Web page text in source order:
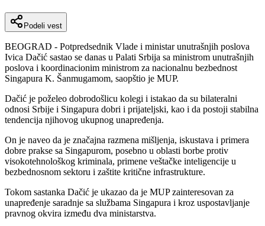
Podeli vest
BEOGRAD - Potpredsednik Vlade i ministar unutrašnjih poslova
Ivica Dačić sastao se danas u Palati Srbija sa ministrom unutrašnjih
poslova i koordinacionim ministrom za nacionalnu bezbednost
Singapura K. Šanmugamom, saopštio je MUP.
Dačić je poželeo dobrodošlicu kolegi i istakao da su bilateralni
odnosi Srbije i Singapura dobri i prijateljski, kao i da postoji stabilna
tendencija njihovog ukupnog unapređenja.
On je naveo da je značajna razmena mišljenja, iskustava i primera
dobre prakse sa Singapurom, posebno u oblasti borbe protiv
visokotehnološkog kriminala, primene veštačke inteligencije u
bezbednosnom sektoru i zaštite kritične infrastrukture.
Tokom sastanka Dačić je ukazao da je MUP zainteresovan za
unapređenje saradnje sa službama Singapura i kroz uspostavljanje
pravnog okvira između dva ministarstva.